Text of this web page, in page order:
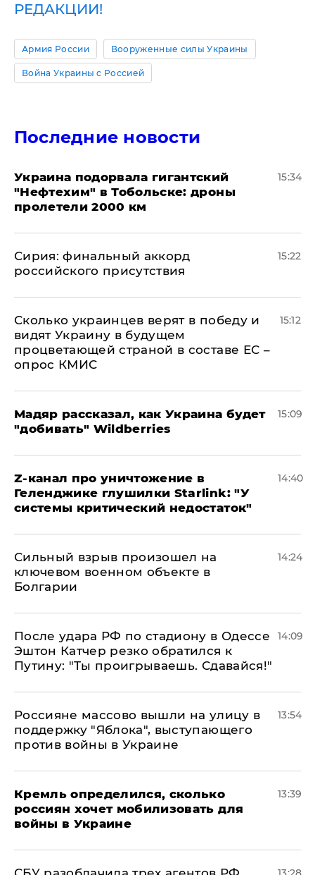
РЕДАКЦИИ!
Армия России Вооруженные силы Украины
Война Украины с Россией
Последние новости
Украина подорвала гигантский
"Нефтехим" в Тобольске: дроны
пролетели 2000 км
15:34
​Сирия: финальный аккорд
российского присутствия
15:22
Сколько украинцев верят в победу и
видят Украину в будущем
процветающей страной в составе ЕС –
опрос КМИС
15:12
Мадяр рассказал, как Украина будет
"добивать" Wildberries
15:09
Z-канал про уничтожение в
Геленджике глушилки Starlink: "У
системы критический недостаток"
14:40
Сильный взрыв произошел на
ключевом военном объекте в
Болгарии
14:24
После удара РФ по стадиону в Одессе
Эштон Катчер резко обратился к
Путину: "Ты проигрываешь. Сдавайся!"
14:09
Россияне массово вышли на улицу в
поддержку "Яблока", выступающего
против войны в Украине
13:54
Кремль определился, сколько
россиян хочет мобилизовать для
войны в Украине
13:39